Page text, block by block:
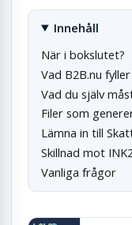
Innehåll
När i bokslutet?
Vad B2B.nu
Vad du själv
Filer som
Lämna in till
Skillnad mot INK2
Vanliga frågor